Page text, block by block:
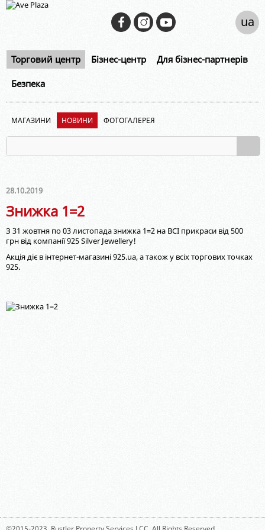
Торговий центр Бізнес-центр Для бізнес-партнерів
Безпека
ua
МАГАЗИНИ НОВИНИ ФОТОГАЛЕРЕЯ
28.10.2019
Знижка 1=2
З 31 жовтня по 03 листопада знижка 1=2 на ВСІ прикраси від 500
грн від компанії 925 Silver Jewellery!
Акція діє в інтернет-магазині 925.ua, а також у всіх торгових точках
925.